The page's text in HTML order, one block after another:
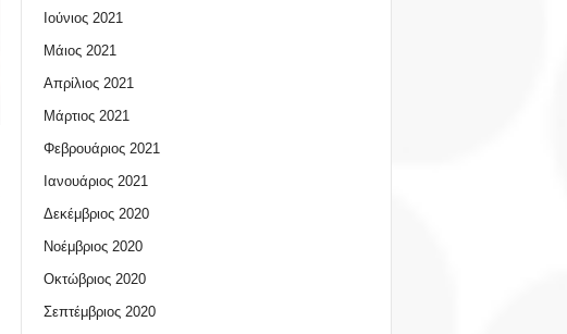
Ιούνιος 2021
Μάιος 2021
Απρίλιος 2021
Μάρτιος 2021
Φεβρουάριος 2021
Ιανουάριος 2021
Δεκέμβριος 2020
Νοέμβριος 2020
Οκτώβριος 2020
Σεπτέμβριος 2020